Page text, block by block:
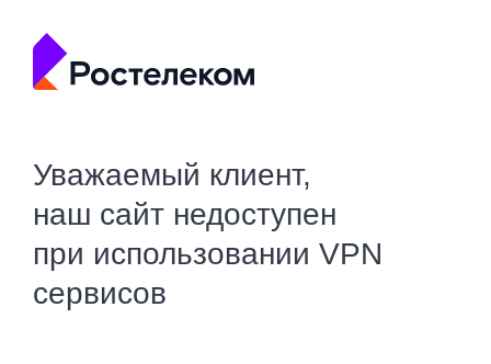
Уважаемый клиент,
наш сайт недоступен
при использовании VPN
сервисов